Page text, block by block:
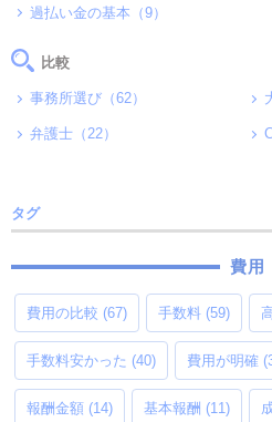
過払い金の基本（9）
比較
事務所選び（62）
弁護士（22）
タグ
費用
費用の比較 (67) 手数料 (59)
手数料安かった (40) 費用が明確
報酬金額 (14) 基本報酬 (11)